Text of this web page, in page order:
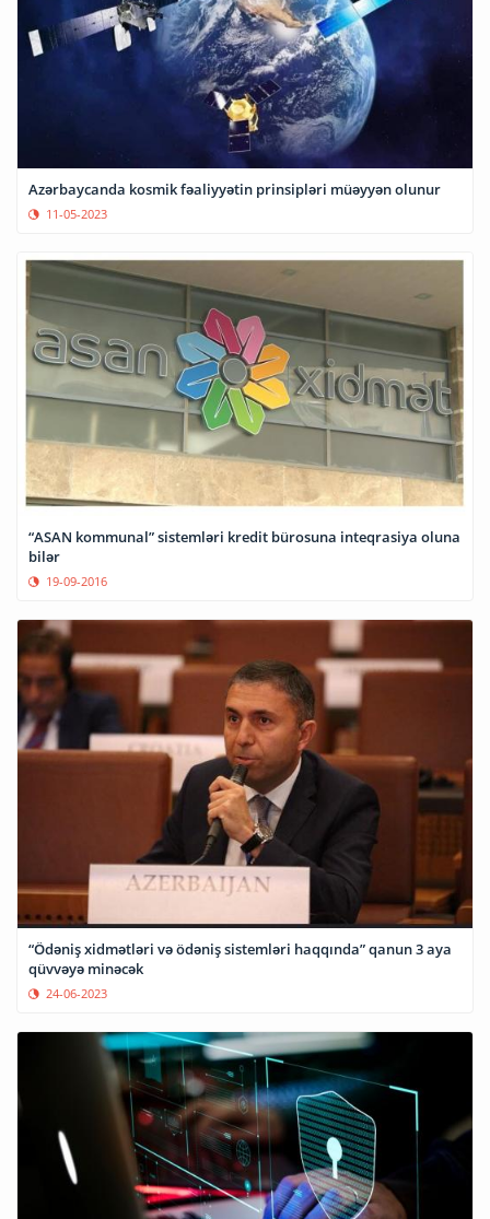
Azərbaycanda kosmik fəaliyyətin prinsipləri müəyyən olunur
11-05-2023
“ASAN kommunal” sistemləri kredit bürosuna inteqrasiya oluna
bilər
19-09-2016
“Ödəniş xidmətləri və ödəniş sistemləri haqqında” qanun 3 aya
qüvvəyə minəcək
24-06-2023